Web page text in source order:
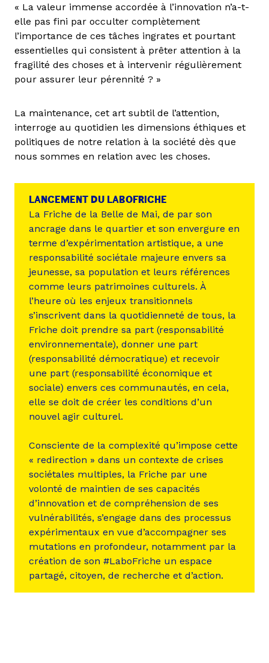
« La valeur immense accordée à l’innovation n’a-t-
elle pas fini par occulter complètement
l’importance de ces tâches ingrates et pourtant
essentielles qui consistent à prêter attention à la
fragilité des choses et à intervenir régulièrement
pour assurer leur pérennité ? »
La maintenance, cet art subtil de l’attention,
interroge au quotidien les dimensions éthiques et
politiques de notre relation à la société dès que
nous sommes en relation avec les choses.
LANCEMENT DU LABOFRICHE
La Friche de la Belle de Mai, de par son
ancrage dans le quartier et son envergure en
terme d’expérimentation artistique, a une
responsabilité sociétale majeure envers sa
jeunesse, sa population et leurs références
comme leurs patrimoines culturels. À
l’heure où les enjeux transitionnels
s’inscrivent dans la quotidienneté de tous, la
Friche doit prendre sa part (responsabilité
environnementale), donner une part
(responsabilité démocratique) et recevoir
une part (responsabilité économique et
sociale) envers ces communautés, en cela,
elle se doit de créer les conditions d’un
nouvel agir culturel.
Consciente de la complexité qu’impose cette
« redirection » dans un contexte de crises
sociétales multiples, la Friche par une
volonté de maintien de ses capacités
d’innovation et de compréhension de ses
vulnérabilités, s’engage dans des processus
expérimentaux en vue d’accompagner ses
mutations en profondeur, notamment par la
création de son #LaboFriche un espace
partagé, citoyen, de recherche et d’action.